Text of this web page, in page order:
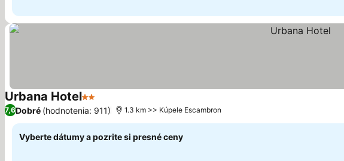
Urbana Hotel2 Počet hviezdičiek
7,6Dobré (hodnotenia: 911) 1.3 km >> Kúpele Escambron
Vyberte dátumy a pozrite si presné ceny